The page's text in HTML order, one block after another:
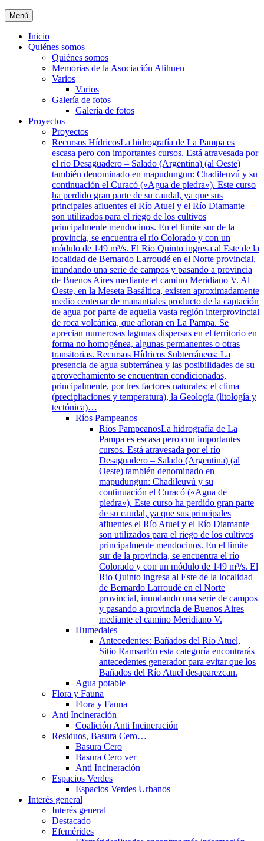
Menú
Inicio
Quiénes somos
Quiénes somos
Memorias de la Asociación Alihuen
Varios
Varios
Galería de fotos
Galería de fotos
Proyectos
Proyectos
Recursos HídricosLa hidrografía de La Pampa es
escasa pero con importantes cursos. Está atravesada por
el río Desaguadero – Salado (Argentina) (al Oeste)
también denominado en mapudungun: Chadileuvú y su
continuación el Curacó («Agua de piedra»). Este curso
ha perdido gran parte de su caudal, ya que sus
principales afluentes el Río Atuel y el Río Diamante
son utilizados para el riego de los cultivos
principalmente mendocinos. En el limite sur de la
provincia, se encuentra el río Colorado y con un
módulo de 149 m³/s. El Rio Quinto ingresa al Este de la
localidad de Bernardo Larroudé en el Norte provincial,
inundando una serie de campos y pasando a provincia
de Buenos Aires mediante el camino Meridiano V. Al
Oeste, en la Meseta Basáltica, existen aproximadamente
medio centenar de manantiales producto de la captación
de agua por parte de aquella vasta región interprovincial
de roca volcánica, que afloran en La Pampa. Se
aprecian numerosas lagunas dispersas en el territorio en
forma no homogénea, algunas permanentes o otras
transitorias. Recursos Hídricos Subterráneos: La
presencia de agua subterránea y las posibilidades de su
aprovechamiento se encuentran condicionadas,
principalmente, por tres factores naturales: el clima
(precipitaciones y temperatura), la Geología (litología y
tectónica)…
Ríos Pampeanos
Ríos PampeanosLa hidrografía de La
Pampa es escasa pero con importantes
cursos. Está atravesada por el río
Desaguadero – Salado (Argentina) (al
Oeste) también denominado en
mapudungun: Chadileuvú y su
continuación el Curacó («Agua de
piedra»). Este curso ha perdido gran parte
de su caudal, ya que sus principales
afluentes el Río Atuel y el Río Diamante
son utilizados para el riego de los cultivos
principalmente mendocinos. En el limite
sur de la provincia, se encuentra el río
Colorado y con un módulo de 149 m³/s. El
Rio Quinto ingresa al Este de la localidad
de Bernardo Larroudé en el Norte
provincial, inundando una serie de campos
y pasando a provincia de Buenos Aires
mediante el camino Meridiano V.
Humedales
Antecedentes: Bañados del Río Atuel,
Sitio RamsarEn esta categoría encontrarás
antecedentes generador para evitar que los
Bañados del Río Atuel desaparezcan.
Agua potable
Flora y Fauna
Flora y Fauna
Anti Incineración
Coalición Anti Incineración
Residuos, Basura Cero…
Basura Cero
Basura Cero ver
Anti Incineración
Espacios Verdes
Espacios Verdes Urbanos
Interés general
Interés general
Destacado
Efemérides